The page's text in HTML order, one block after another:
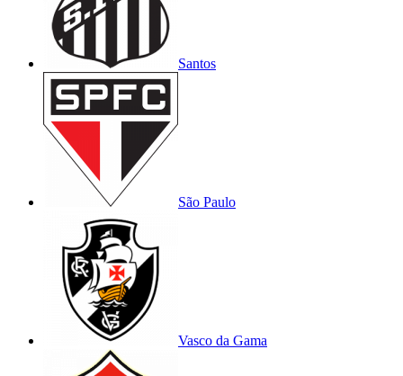
Santos
São Paulo
Vasco da Gama